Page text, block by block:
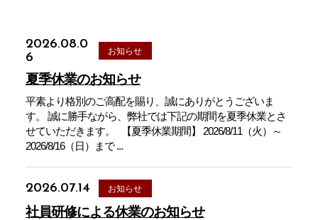
2026.08.0
6
お知らせ
夏季休業のお知らせ
平素より格別のご高配を賜り、誠にありがとうございま
す。 誠に勝手ながら、弊社では下記の期間を夏季休業とさ
せていただきます。 【夏季休業期間】 2026/8/11（火）～
2026/8/16（日）まで ...
2026.07.14 お知らせ
社員研修による休業のお知らせ